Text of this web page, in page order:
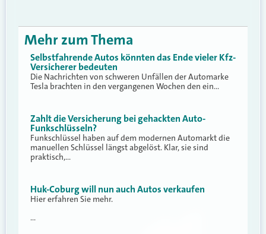
Mehr zum Thema
Selbstfahrende Autos könnten das Ende vieler Kfz-
Versicherer bedeuten
Die Nachrichten von schweren Unfällen der Automarke
Tesla brachten in den vergangenen Wochen den ein…
Zahlt die Versicherung bei gehackten Auto-
Funkschlüsseln?
Funkschlüssel haben auf dem modernen Automarkt die
manuellen Schlüssel längst abgelöst. Klar, sie sind
praktisch,…
Huk-Coburg will nun auch Autos verkaufen
Hier erfahren Sie mehr.
…